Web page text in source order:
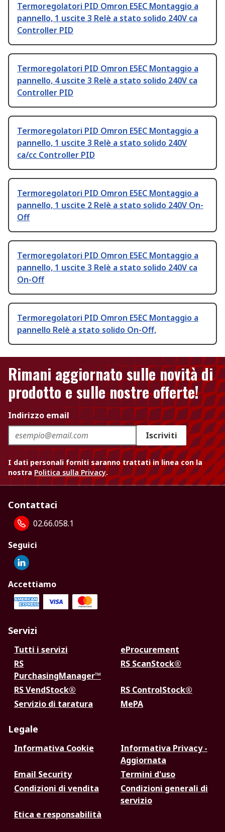
Termoregolatori PID Omron E5EC Montaggio a
pannello, 1 uscite 3 Relè a stato solido 240V ca
Controller PID
Termoregolatori PID Omron E5EC Montaggio a
pannello, 4 uscite 3 Relè a stato solido 240V ca
Controller PID
Termoregolatori PID Omron E5EC Montaggio a
pannello, 1 uscite 3 Relè a stato solido 240V
ca/cc Controller PID
Termoregolatori PID Omron E5EC Montaggio a
pannello, 1 uscite 2 Relè a stato solido 240V On-
Off
Termoregolatori PID Omron E5EC Montaggio a
pannello, 1 uscite 3 Relè a stato solido 240V ca
On-Off
Termoregolatori PID Omron E5EC Montaggio a
pannello Relè a stato solido On-Off,
Rimani aggiornato sulle novità di
prodotto e sulle nostre offerte!
Indirizzo email
Iscriviti
I dati personali forniti saranno trattati in linea con la
nostra Politica sulla Privacy.
Contattaci
02.66.058.1
Seguici
Accettiamo
Servizi
Tutti i servizi
eProcurement
RS
PurchasingManager™
RS ScanStock®
RS VendStock®
RS ControlStock®
Servizio di taratura
MePA
Legale
Informativa Cookie
Informativa Privacy -
Aggiornata
Email Security
Termini d'uso
Condizioni di vendita
Condizioni generali di
servizio
Etica e responsabilità